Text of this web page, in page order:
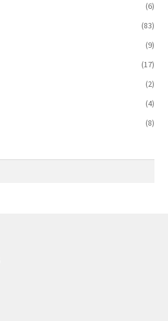
(6)
(83)
(9)
(17)
(2)
(4)
(8)